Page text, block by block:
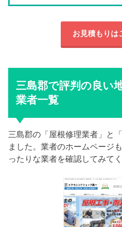
お見積もりは
三島郡で評判の良い
業者一覧
三島郡の「屋根修理業者」と
ました。業者のホームページ
ったりな業者を確認してみてく